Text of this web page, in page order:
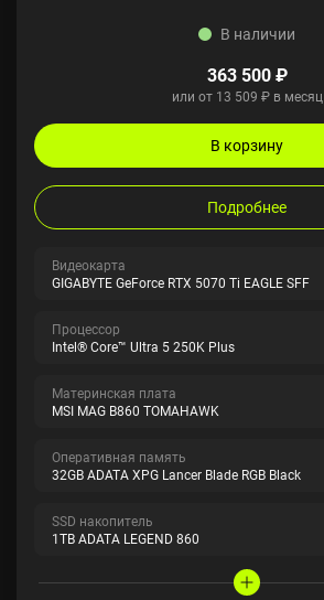
В наличии
363 500 ₽
или от 13 509 ₽ в месяц
В корзину
Подробнее
Видеокарта
GIGABYTE GeForce RTX 5070 Ti EAGLE SFF
Процессор
Intel® Core™ Ultra 5 250K Plus
Материнская плата
MSI MAG B860 TOMAHAWK
Оперативная память
32GB ADATA XPG Lancer Blade RGB Black
SSD накопитель
1TB ADATA LEGEND 860